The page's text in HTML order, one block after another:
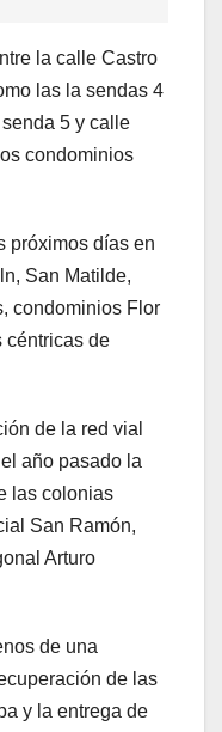
la calle Castro
las la sendas 4
5 y calle
condominios
próximos días en
San Matilde,
condominios Flor
céntricas de
de la red vial
año pasado la
las colonias
San Ramón,
Arturo
de una
de las
y la entrega de